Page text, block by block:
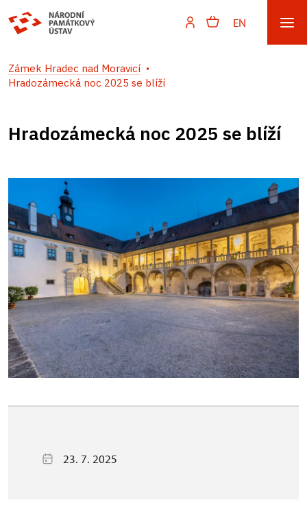
EN
Zámek Hradec nad Moravicí
Hradozámecká noc 2025 se blíží
Hradozámecká noc 2025 se blíží
23. 7. 2025